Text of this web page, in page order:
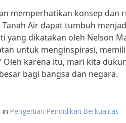
memperhatikan konsep dan
Tanah Air dapat tumbuh
yang dikatakan oleh Nelson
untuk menginspirasi,
Oleh karena itu, mari kita
bagi bangsa dan negara.
in Pengertian Pendidikan Berkualitas